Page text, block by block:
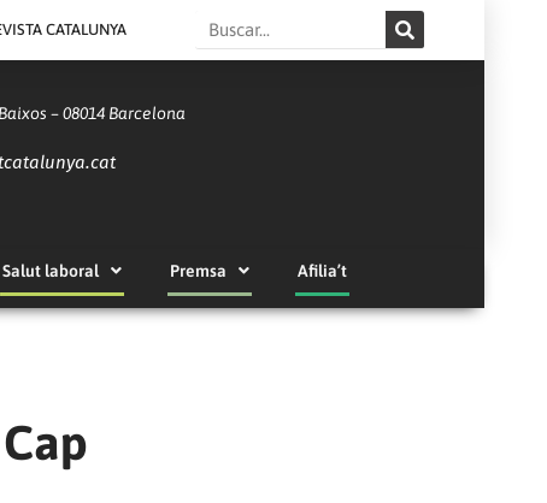
CATALUNYA Search
– 08014 Barcelona
Salut laboral Premsa Afilia’t